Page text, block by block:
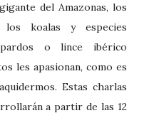
del Amazonas, los
koalas y especies
o lince ibérico
les apasionan, como es
Estas charlas
a partir de las 12